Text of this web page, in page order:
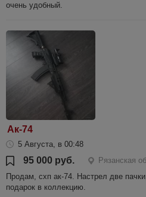
очень удобный.
Ак-74
5 Августа, в 00:48
95 000 руб.
Рязанская
Продам, схп ак-74. Настрел две
подарок в коллекцию.